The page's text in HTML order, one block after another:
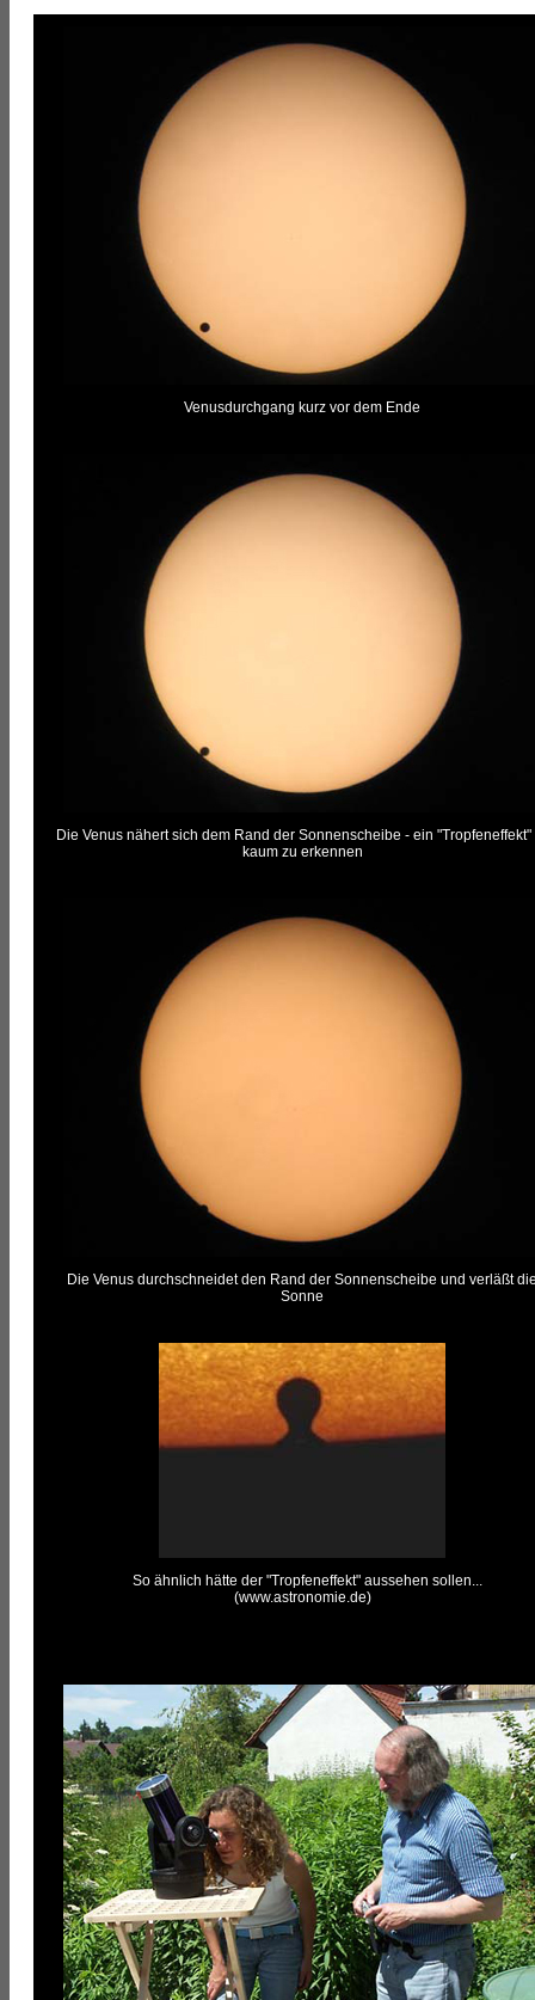
Venusdurchgang kurz vor dem Ende
Die Venus nähert sich dem Rand der Sonnenscheibe - ein "Tropfeneffekt"
kaum zu erkennen
Die Venus durchschneidet den Rand der Sonnenscheibe und verläßt
Sonne
So ähnlich hätte der "Tropfeneffekt" aussehen sollen...
(www.astronomie.de)